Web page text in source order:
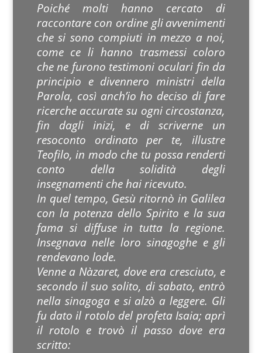
Poiché molti hanno cercato di
raccontare con ordine gli avvenimenti
che si sono compiuti in mezzo a noi,
come ce li hanno trasmessi coloro
che ne furono testimoni oculari fin da
principio e divennero ministri della
Parola, così anch’io ho deciso di fare
ricerche accurate su ogni circostanza,
fin dagli inizi, e di scriverne un
resoconto ordinato per te, illustre
Teofilo, in modo che tu possa renderti
conto della solidità degli
insegnamenti che hai ricevuto.
In quel tempo, Gesù ritornò in Galilea
con la potenza dello Spirito e la sua
fama si diffuse in tutta la regione.
Insegnava nelle loro sinagoghe e gli
rendevano lode.
Venne a Nàzaret, dove era cresciuto, e
secondo il suo solito, di sabato, entrò
nella sinagoga e si alzò a leggere. Gli
fu dato il rotolo del profeta Isaia; aprì
il rotolo e trovò il passo dove era
scritto: